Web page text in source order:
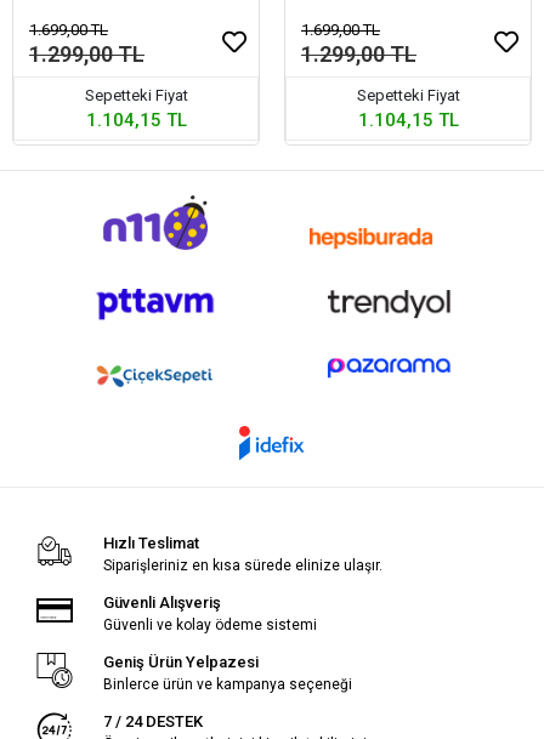
1.699,00 TL
1.299,00 TL
Sepetteki Fiyat
1.104,15 TL
1.699,00 TL
1.299,00 TL
Sepetteki Fiyat
1.104,15 TL
Hızlı Teslimat
Siparişleriniz en kısa sürede elinize ulaşır.
Güvenli Alışveriş
Güvenli ve kolay ödeme sistemi
Geniş Ürün Yelpazesi
Binlerce ürün ve kampanya seçeneği
7 / 24 DESTEK